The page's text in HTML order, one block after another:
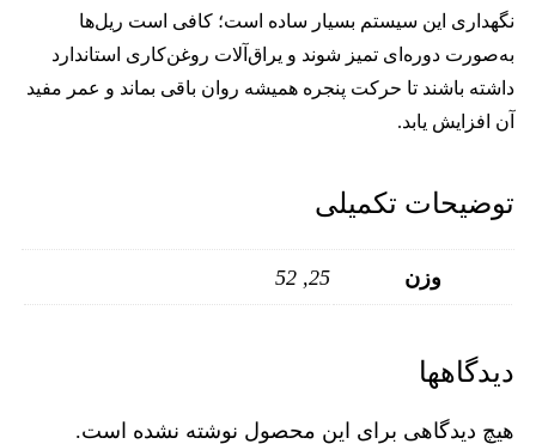
نگهداری این سیستم بسیار ساده است؛ کافی است ریل‌ها
به‌صورت دوره‌ای تمیز شوند و یراق‌آلات روغن‌کاری استاندارد
داشته باشند تا حرکت پنجره همیشه روان باقی بماند و عمر مفید
آن افزایش یابد.
توضیحات تکمیلی
وزن 25, 52
دیدگاهها
هیچ دیدگاهی برای این محصول نوشته نشده است.